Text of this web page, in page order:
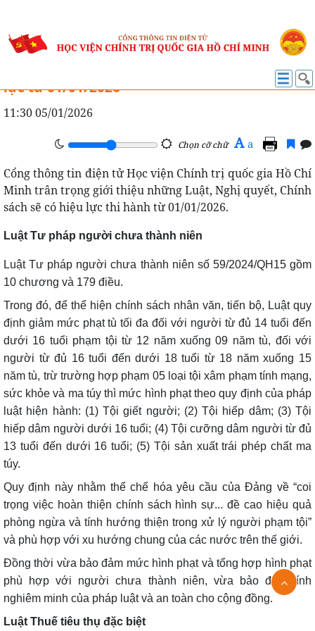
VĂN BẢN MỚI
Những Luật, Nghị quyết, Chính sách có hiệu
lực từ 01/01/2026
11:30 05/01/2026
Chọn cỡ chữ A a
Cổng thông tin điện tử Học viện Chính trị quốc gia Hồ Chí
Minh trân trọng giới thiệu những Luật, Nghị quyết, Chính
sách sẽ có hiệu lực thi hành từ 01/01/2026.
Luật Tư pháp người chưa thành niên
Luật Tư pháp người chưa thành niên số 59/2024/QH15 gồm
10 chương và 179 điều.
Trong đó, để thể hiện chính sách nhân văn, tiến bộ, Luật quy
định giảm mức phạt tù tối đa đối với người từ đủ 14 tuổi đến
dưới 16 tuổi phạm tội từ 12 năm xuống 09 năm tù, đối với
người từ đủ 16 tuổi đến dưới 18 tuổi từ 18 năm xuống 15
năm tù, trừ trường hợp phạm 05 loại tội xâm phạm tính mạng,
sức khỏe và ma túy thì mức hình phạt theo quy định của pháp
luật hiện hành: (1) Tội giết người; (2) Tội hiếp dâm; (3) Tội
hiếp dâm người dưới 16 tuổi; (4) Tội cưỡng dâm người từ đủ
13 tuổi đến dưới 16 tuổi; (5) Tội sản xuất trái phép chất ma
túy.
Quy định này nhằm thể chế hóa yêu cầu của Đảng về “coi
trọng việc hoàn thiện chính sách hình sự... đề cao hiệu quả
phòng ngừa và tính hướng thiện trong xử lý người phạm tội”
và phù hợp với xu hướng chung của các nước trên thế giới.
Đồng thời vừa bảo đảm mức hình phạt và tổng hợp hình phạt
phù hợp với người chưa thành niên, vừa bảo đảm tính
nghiêm minh của pháp luật và an toàn cho cộng đồng.
Luật Thuế tiêu thụ đặc biệt